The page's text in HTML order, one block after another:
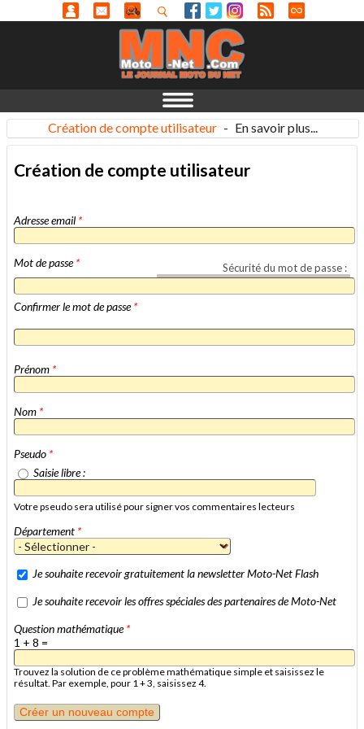
Création de compte utilisateur - En savoir plus...
Création de compte utilisateur
Adresse email *
Sécurité du mot de passe :
Mot de passe*
Confirmer le mot de passe*
Prénom *
Nom *
Pseudo *
Saisie libre :
Votre pseudo sera utilisé pour signer vos commentaires lecteurs
Département *
Je souhaite recevoir gratuitement la newsletter Moto-Net Flash
Je souhaite recevoir les offres spéciales des partenaires de Moto-Net
Question mathématique*
1 + 8 =
Trouvez la solution de ce problème mathématique simple et saisissez le
résultat. Par exemple, pour 1 + 3, saisissez 4.